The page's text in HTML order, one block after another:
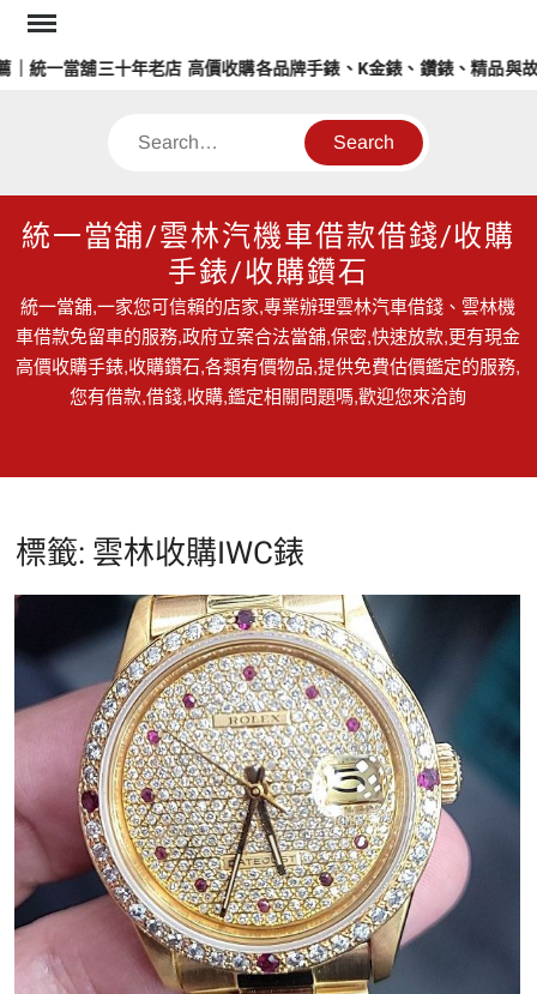
Skip
content
統一當舖三十年老店 高價收購各品牌手錶、K金錶、鑽錶、精品與故
Search
統一當舖/雲林汽機車借款借錢/收購
手錶/收購鑽石
統一當舖,一家您可信賴的店家,專業辦理雲林汽車借錢、雲林機
車借款免留車的服務,政府立案合法當舖,保密,快速放款,更有現金
高價收購手錶,收購鑽石,各類有價物品,提供免費估價鑑定的服務,
您有借款,借錢,收購,鑑定相關問題嗎,歡迎您來洽詢
標籤: 雲林收購IWC錶